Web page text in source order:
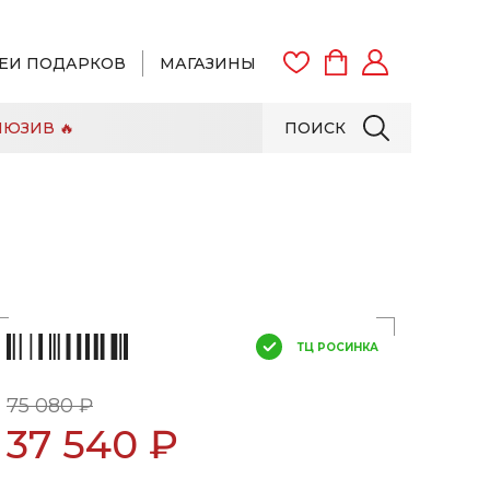
ПОДАРКОВ МАГАЗИНЫ
ПОИСК
🔥
ТЦ РОСИНКА
75 080 ₽
37 540 ₽